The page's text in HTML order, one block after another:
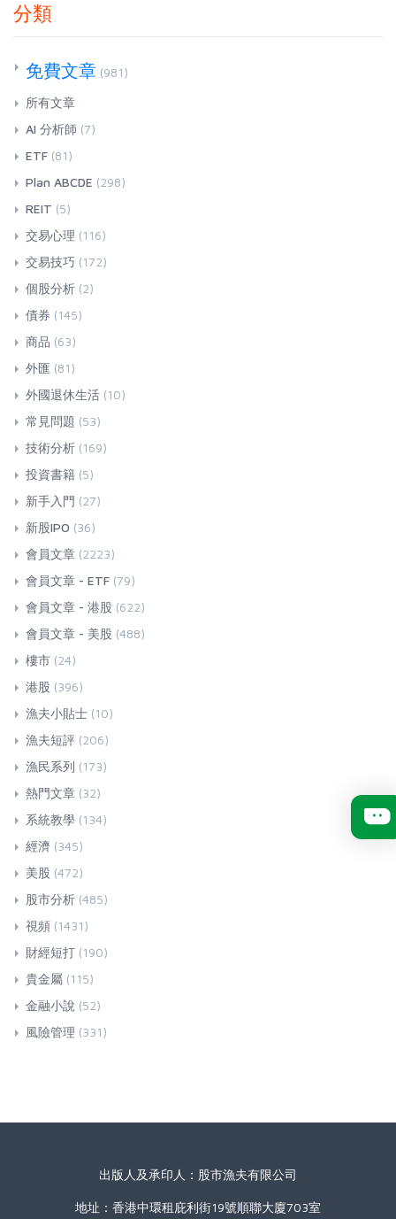
分類
免費文章 (981)
所有文章
AI 分析師 (7)
ETF (81)
Plan ABCDE (298)
REIT (5)
交易心理 (116)
交易技巧 (172)
個股分析 (2)
債券 (145)
商品 (63)
外匯 (81)
外國退休生活 (10)
常見問題 (53)
技術分析 (169)
投資書籍 (5)
新手入門 (27)
新股IPO (36)
會員文章 (2223)
會員文章 - ETF (79)
會員文章 - 港股 (622)
會員文章 - 美股 (488)
樓市 (24)
港股 (396)
漁夫小貼士 (10)
漁夫短評 (206)
漁民系列 (173)
熱門文章 (32)
系統教學 (134)
經濟 (345)
美股 (472)
股市分析 (485)
視頻 (1431)
財經短打 (190)
貴金屬 (115)
金融小說 (52)
風險管理 (331)
出版人及承印人：股市漁夫有限公司
地址：香港中環租庇利街19號順聯大廈703室